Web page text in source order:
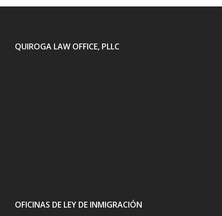
QUIROGA LAW OFFICE, PLLC
OFICINAS DE LEY DE INMIGRACIÓN